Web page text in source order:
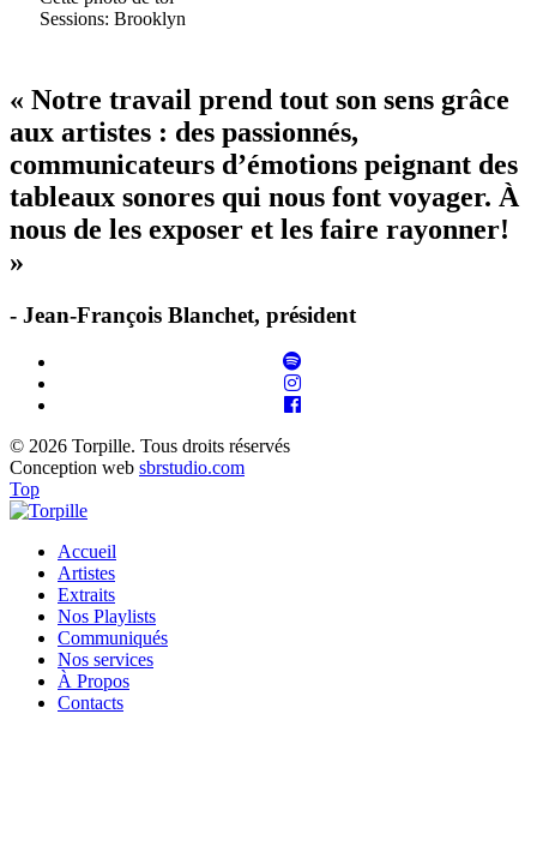
Sessions: Brooklyn
« Notre travail prend tout son sens grâce
aux artistes : des passionnés,
communicateurs d’émotions peignant des
tableaux sonores qui nous font voyager. À
nous de les exposer et les faire rayonner!
»
- Jean-François Blanchet, président
© 2026 Torpille. Tous droits réservés
Conception web sbrstudio.com
Top
Accueil
Artistes
Extraits
Nos Playlists
Communiqués
Nos services
À Propos
Contacts